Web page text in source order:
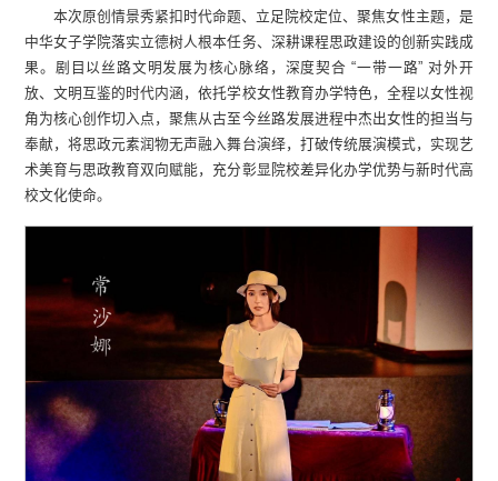
本次原创情景秀紧扣时代命题、立足院校定位、聚焦女性主题，是
中华女子学院落实立德树人根本任务、深耕课程思政建设的创新实践成
果。剧目以丝路文明发展为核心脉络，深度契合 “一带一路” 对外开
放、文明互鉴的时代内涵，依托学校女性教育办学特色，全程以女性视
角为核心创作切入点，聚焦从古至今丝路发展进程中杰出女性的担当与
奉献，将思政元素润物无声融入舞台演绎，打破传统展演模式，实现艺
术美育与思政教育双向赋能，充分彰显院校差异化办学优势与新时代高
校文化使命。